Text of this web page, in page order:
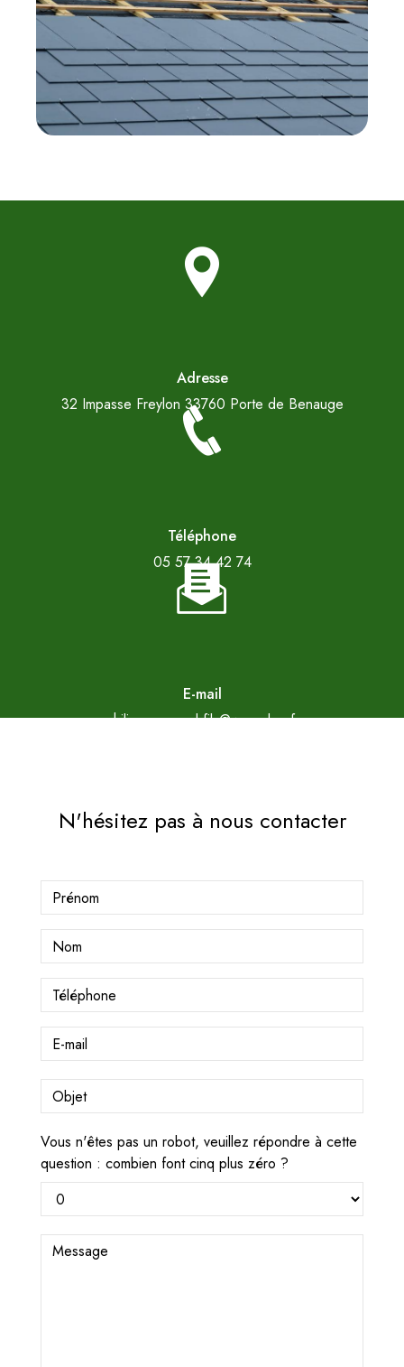
Adresse
32 Impasse Freylon 33760 Porte de Benauge
Téléphone
05 57 34 42 74
E-mail
philippe.arnaud.fils@wanadoo.fr
N'hésitez pas à nous contacter
Vous n'êtes pas un robot, veuillez répondre à cette
question : combien font cinq plus zéro ?